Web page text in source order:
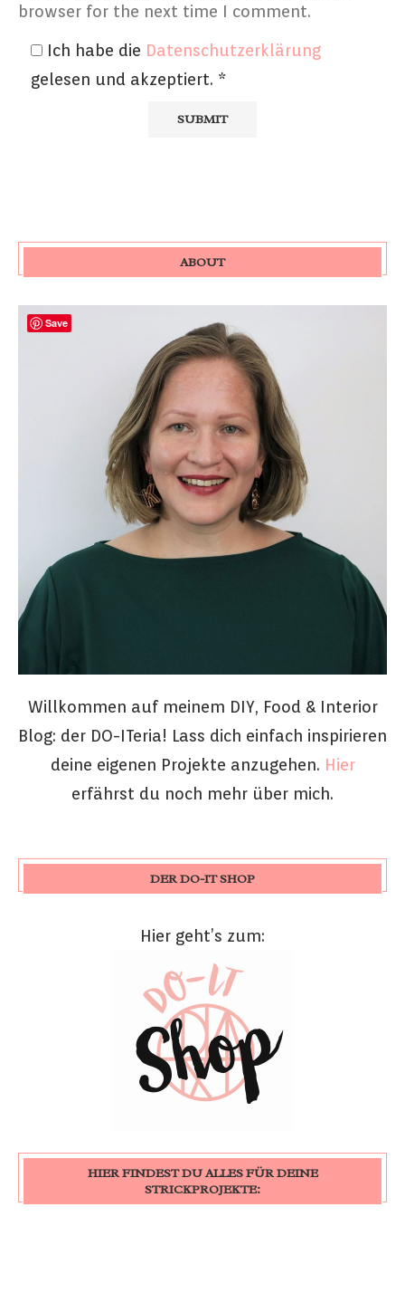
browser for the next time I comment.
Ich habe die Datenschutzerklärung
gelesen und akzeptiert. *
ABOUT
Willkommen auf meinem DIY, Food & Interior
Blog: der DO-ITeria! Lass dich einfach inspirieren
deine eigenen Projekte anzugehen. Hier
erfährst du noch mehr über mich.
DER DO-IT SHOP
Hier geht’s zum:
HIER FINDEST DU ALLES FÜR DEINE
STRICKPROJEKTE:
Save